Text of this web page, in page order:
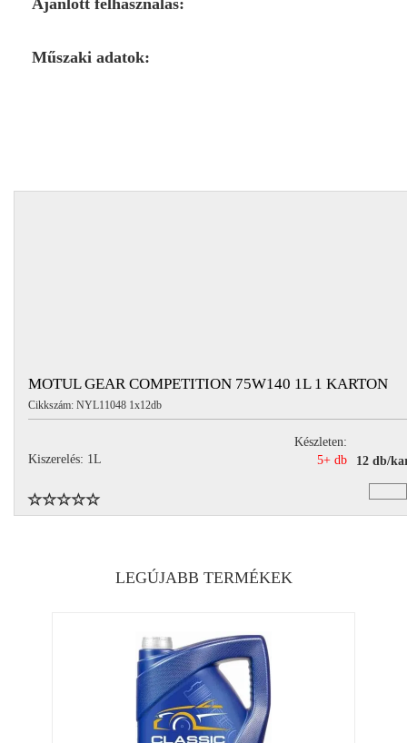
Ajánlott felhasználás:
Műszaki adatok:
MOTUL GEAR COMPETITION 75W140 1L 1 KARTON
Cikkszám: NYL11048 1x12db
Kiszerelés: 1L
Készleten:
5+ db
12 db/
LEGÚJABB TERMÉKEK